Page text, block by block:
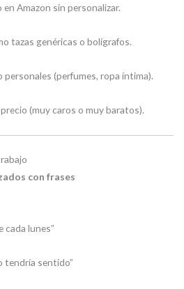
en Amazon sin personalizar.
tazas genéricas o bolígrafos.
personales (perfumes, ropa íntima).
(muy caros o muy baratos).
con frases
cada lunes”
tendría sentido”